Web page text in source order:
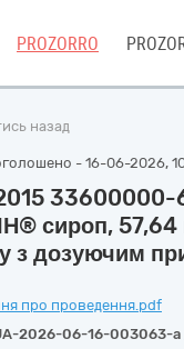
PROZORRO
назад
- 16-06-2026,
33600000-
сироп,
з дозуючим
про проведення.pdf
2026-06-16-003063-a